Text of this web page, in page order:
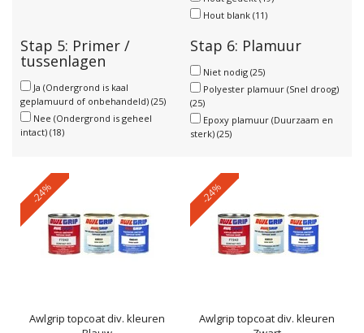
Hout blank (11)
Stap 5: Primer /
tussenlagen
Ja (Ondergrond is kaal
geplamuurd of onbehandeld) (25)
Nee (Ondergrond is geheel
intact) (18)
Stap 6: Plamuur
Niet nodig (25)
Polyester plamuur (Snel droog)
(25)
Epoxy plamuur (Duurzaam en
sterk) (25)
-24%
Awlgrip topcoat div. kleuren
-24%
Awlgrip topcoat div. kleuren